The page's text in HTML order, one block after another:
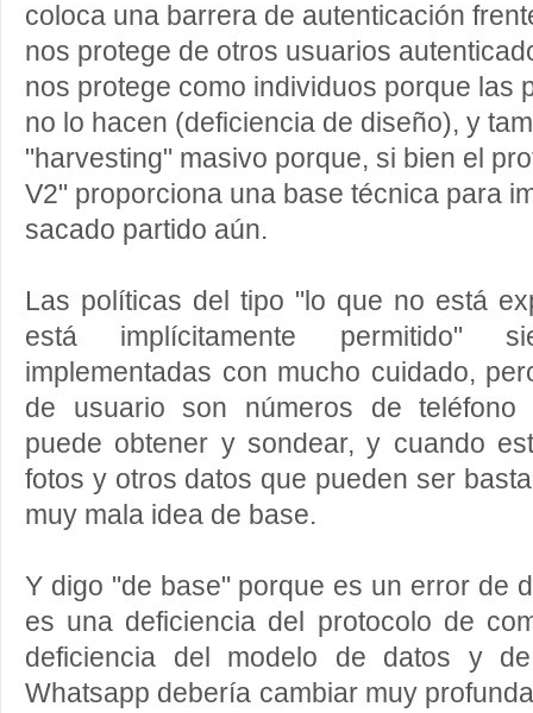
coloca una barrera de autenticación
nos protege de otros usuarios
nos protege como individuos porque las
no lo hacen (deficiencia de diseño), y
"harvesting" masivo porque, si bien el
V2" proporciona una base técnica para
sacado partido aún.
Las políticas del tipo "lo que no está
está implícitamente permitido"
implementadas con mucho cuidado,
de usuario son números de teléfono
puede obtener y sondear, y cuando
fotos y otros datos que pueden ser
muy mala idea de base.
Y digo "de base" porque es un error de
es una deficiencia del protocolo de
deficiencia del modelo de datos y
Whatsapp debería cambiar muy